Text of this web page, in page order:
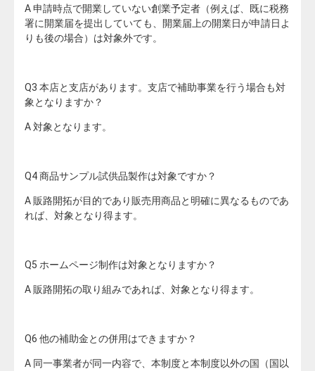
A 申請時点で開業していない創業予定者（例えば、既に税務
署に開業届を提出していても、開業届上の開業日が申請日よ
りも後の場合）は対象外です。
Q3 本店と支店があります。支店で補助事業を行う場合も対
象となりますか？
A 対象となります。
Q4 商品サンプル試供品製作は対象ですか？
A 販路開拓が目的であり販売用商品と明確に異なるものであ
れば、対象となり得ます。
Q5 ホームページ制作は対象となりますか？
A 販路開拓の取り組みであれば、対象となり得ます。
Q6 他の補助金との併用はできますか？
A 同一事業者が同一内容で、本制度と本制度以外の国（国以